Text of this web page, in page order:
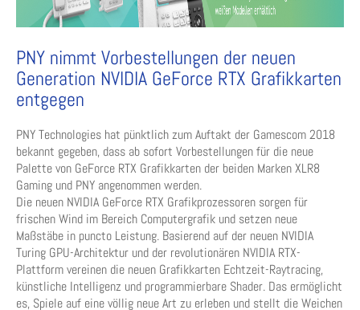
PNY nimmt Vorbestellungen der neuen
Generation NVIDIA GeForce RTX Grafikkarten
entgegen
PNY Technologies hat pünktlich zum Auftakt der Gamescom 2018
bekannt gegeben, dass ab sofort Vorbestellungen für die neue
Palette von GeForce RTX Grafikkarten der beiden Marken XLR8
Gaming und PNY angenommen werden.
Die neuen NVIDIA GeForce RTX Grafikprozessoren sorgen für
frischen Wind im Bereich Computergrafik und setzen neue
Maßstäbe in puncto Leistung. Basierend auf der neuen NVIDIA
Turing GPU-Architektur und der revolutionären NVIDIA RTX-
Plattform vereinen die neuen Grafikkarten Echtzeit-Raytracing,
künstliche Intelligenz und programmierbare Shader. Das ermöglicht
es, Spiele auf eine völlig neue Art zu erleben und stellt die Weichen